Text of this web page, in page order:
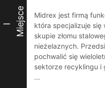
I Miejsce
Midrex jest firmą
która specjalizuje się
skupie złomu
nieżelaznych.
pochwalić się
sektorze recyklingu i
...